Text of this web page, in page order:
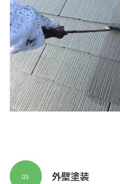
外壁塗装
03.